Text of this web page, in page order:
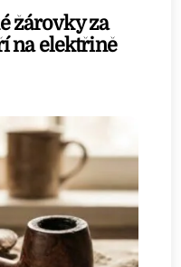
žárovky za
na elektřině